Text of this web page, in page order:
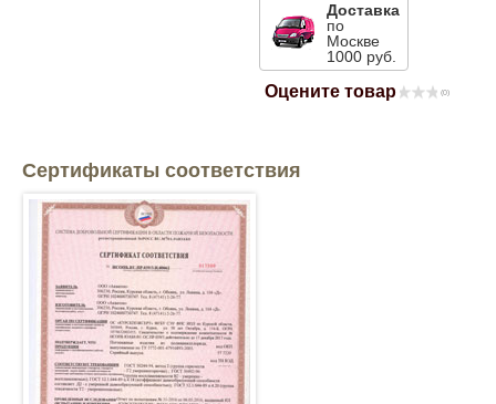
Доставка
по
Москве
1000 руб.
Оцените товар (0)
Сертификаты соответствия
Toyota
Volkswagen
УАЗ
Дополнительные товары